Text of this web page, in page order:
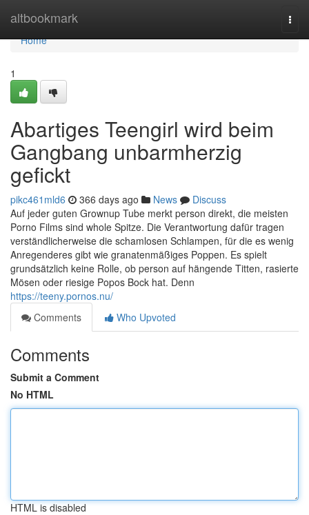
altbookmark
Home
Home
1
Abartiges Teengirl wird beim
Gangbang unbarmherzig
gefickt
pikc461mld6 366 days ago News
Discuss
Auf jeder guten Grownup Tube merkt person direkt, die meisten
Porno Films sind whole Spitze. Die Verantwortung dafür tragen
verständlicherweise die schamlosen Schlampen, für die es wenig
Anregenderes gibt wie granatenmäßiges Poppen. Es spielt
grundsätzlich keine Rolle, ob person auf hängende Titten, rasierte
Mösen oder riesige Popos Bock hat. Denn
https://teeny.pornos.nu/
Comments
Who Upvoted
Comments
Submit a Comment
No HTML
HTML is disabled